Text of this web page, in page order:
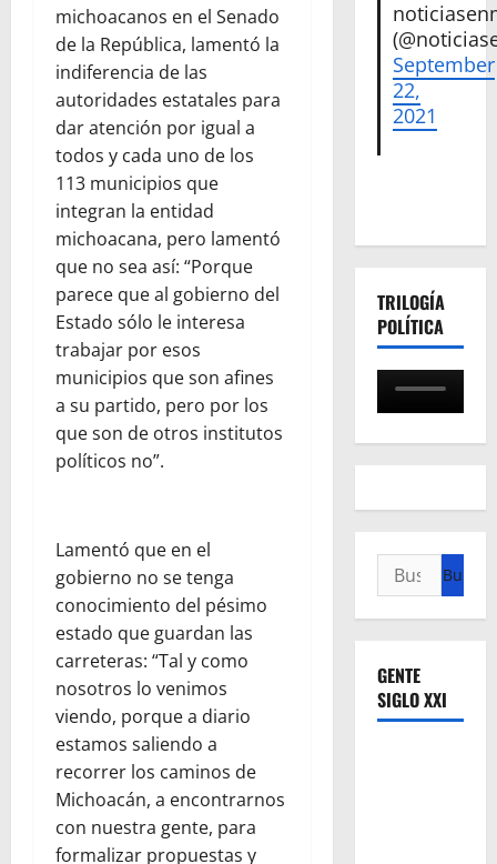
michoacanos en el Senado
de la República, lamentó la
indiferencia de las
autoridades estatales para
dar atención por igual a
todos y cada uno de los
113 municipios que
integran la entidad
michoacana, pero lamentó
que no sea así: “Porque
parece que al gobierno del
Estado sólo le interesa
trabajar por esos
municipios que son afines
a su partido, pero por los
que son de otros institutos
políticos no”.
Lamentó que en el
gobierno no se tenga
conocimiento del pésimo
estado que guardan las
carreteras: “Tal y como
nosotros lo venimos
viendo, porque a diario
estamos saliendo a
recorrer los caminos de
Michoacán, a encontrarnos
con nuestra gente, para
formalizar propuestas y
September
22,
2021
TRILOGÍA
POLÍTICA
Buscar:
GENTE
SIGLO XXI